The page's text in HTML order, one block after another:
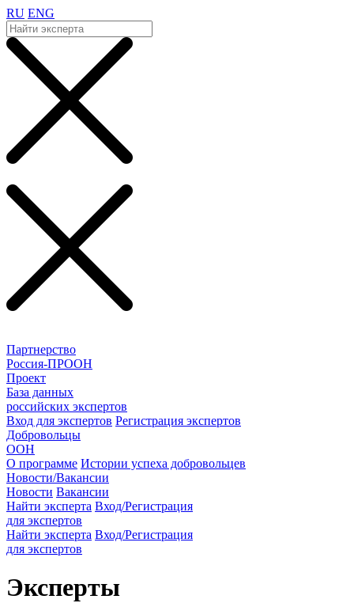
RU ENG
Партнерство
Россия-ПРООН
Проект
База данных
российских экспертов
Вход для экспертов Регистрация экспертов
Добровольцы
ООН
О программе Истории успеха добровольцев
Новости/Вакансии
Новости Вакансии
Найти эксперта Вход/Регистрация
для экспертов
Найти эксперта Вход/Регистрация
для экспертов
Эксперты